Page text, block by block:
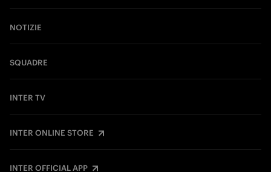
NOTIZIE
SQUADRE
INTER TV
INTER ONLINE STORE
INTER OFFICIAL APP